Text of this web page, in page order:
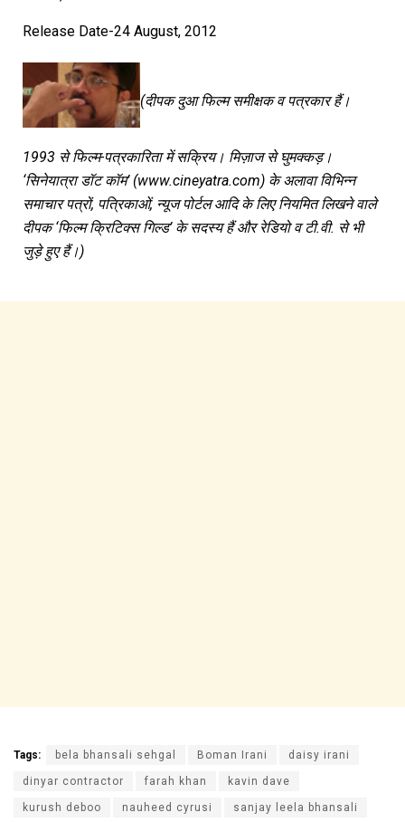
Release Date-24 August, 2012
(दीपक दुआ फिल्म समीक्षक व पत्रकार हैं।
1993 से फिल्म-पत्रकारिता में सक्रिय। मिज़ाज से घुमक्कड़।
‘सिनेयात्रा डॉट कॉम’ (www.cineyatra.com) के अलावा विभिन्न
समाचार पत्रों, पत्रिकाओं, न्यूज पोर्टल आदि के लिए नियमित लिखने वाले
दीपक ‘फिल्म क्रिटिक्स गिल्ड’ के सदस्य हैं और रेडियो व टी.वी. से भी
जुड़े हुए हैं।)
Tags: bela bhansali sehgal Boman Irani daisy irani
dinyar contractor farah khan kavin dave
kurush deboo nauheed cyrusi sanjay leela bhansali